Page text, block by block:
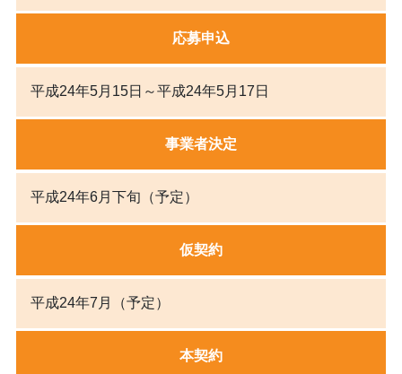
応募申込
平成24年5月15日～平成24年5月17日
事業者決定
平成24年6月下旬（予定）
仮契約
平成24年7月（予定）
本契約